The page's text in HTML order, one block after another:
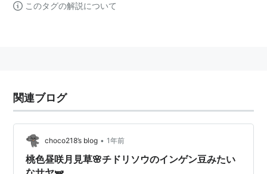
このタグの解説について
関連ブログ
choco218’s blog • 1年前
桃色昼咲月見草🌸チドリソウのインゲン豆みたい